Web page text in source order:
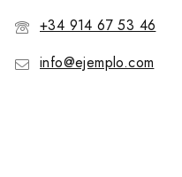
+34 914 67 53 46
info@ejemplo.com